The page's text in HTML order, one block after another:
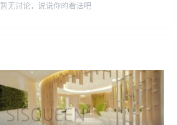
暂无讨论，说说你的看法吧